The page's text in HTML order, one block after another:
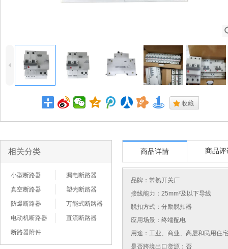
4
. 收藏
相关分类
小型断路器
漏电断路器
真空断路器
塑壳断路器
防爆断路器
万能式断路器
电动机断路器
直流断路器
断路器附件
商品详情 商品评
品牌： 常熟开关厂
接线能力：25mm²及以下导线
脱扣方式：分励脱扣器
应用场景：终端配电
用途：工业、商业、高层和民用住
是否跨境出口货源：否